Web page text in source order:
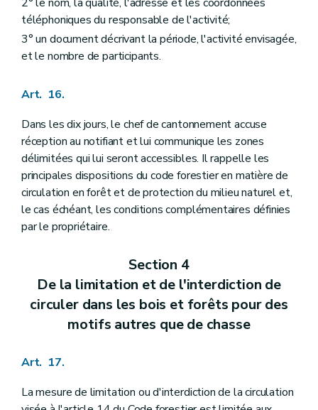
téléphoniques du responsable de l'activité;
3° un document décrivant la période, l'activité envisagée,
et le nombre de participants.
Art. 16.
Dans les dix jours, le chef de cantonnement accuse
réception au notifiant et lui communique les zones
délimitées qui lui seront accessibles. Il rappelle les
principales dispositions du code forestier en matière de
circulation en forêt et de protection du milieu naturel et,
le cas échéant, les conditions complémentaires définies
par le propriétaire.
Section 4
De la limitation et de l'interdiction de
circuler dans les bois et forêts pour des
motifs autres que de chasse
Art. 17.
La mesure de limitation ou d'interdiction de la circulation